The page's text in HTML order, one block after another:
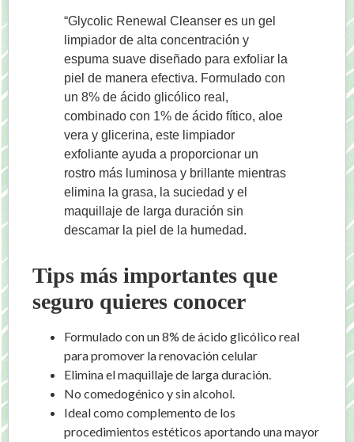
“Glycolic Renewal Cleanser es un gel
limpiador de alta concentración y
espuma suave diseñado para exfoliar la
piel de manera efectiva. Formulado con
un 8% de ácido glicólico real,
combinado con 1% de ácido fítico, aloe
vera y glicerina, este limpiador
exfoliante ayuda a proporcionar un
rostro más luminosa y brillante mientras
elimina la grasa, la suciedad y el
maquillaje de larga duración sin
descamar la piel de la humedad.
Tips más importantes que
seguro quieres conocer
Formulado con un 8% de ácido glicólico real
para promover la renovación celular
Elimina el maquillaje de larga duración.
No comedogénico y sin alcohol.
Ideal como complemento de los
procedimientos estéticos aportando una mayor